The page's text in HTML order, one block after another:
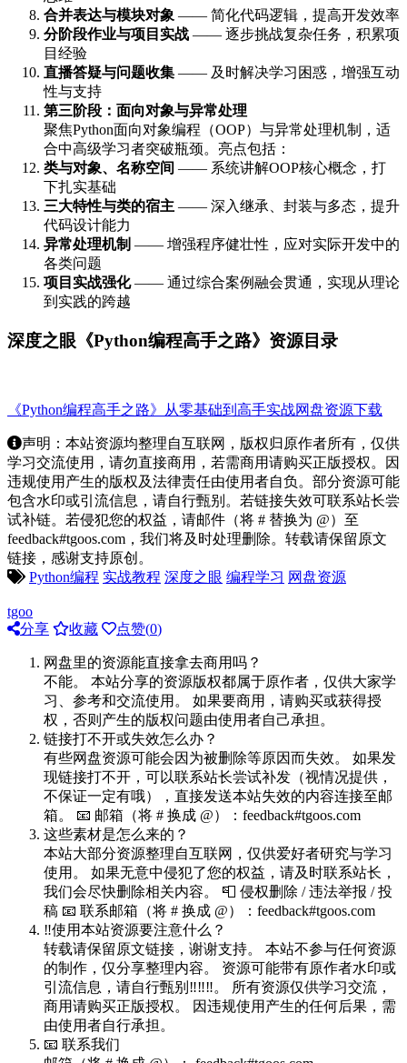
合并表达与模块对象 —— 简化代码逻辑，提高开发效率
分阶段作业与项目实战 —— 逐步挑战复杂任务，积累项
目经验
直播答疑与问题收集 —— 及时解决学习困惑，增强互动
性与支持
第三阶段：面向对象与异常处理
聚焦Python面向对象编程（OOP）与异常处理机制，适
合中高级学习者突破瓶颈。亮点包括：
类与对象、名称空间 —— 系统讲解OOP核心概念，打
下扎实基础
三大特性与类的宿主 —— 深入继承、封装与多态，提升
代码设计能力
异常处理机制 —— 增强程序健壮性，应对实际开发中的
各类问题
项目实战强化—— 通过综合案例融会贯通，实现从理论
到实践的跨越
深度之眼《Python编程高手之路》资源目录
《Python编程高手之路》从零基础到高手实战网盘资源下载
声明：本站资源均整理自互联网，版权归原作者所有，仅供
学习交流使用，请勿直接商用，若需商用请购买正版授权。因
违规使用产生的版权及法律责任由使用者自负。部分资源可能
包含水印或引流信息，请自行甄别。若链接失效可联系站长尝
试补链。若侵犯您的权益，请邮件（将 # 替换为 @）至
feedback#tgoos.com，我们将及时处理删除。转载请保留原文
链接，感谢支持原创。
Python编程 实战教程 深度之眼 编程学习 网盘资源
tgoo
分享
收藏 点赞(0)
网盘里的资源能直接拿去商用吗？
不能。 本站分享的资源版权都属于原作者，仅供大家学
习、参考和交流使用。 如果要商用，请购买或获得授
权，否则产生的版权问题由使用者自己承担。
链接打不开或失效怎么办？
有些网盘资源可能会因为被删除等原因而失效。 如果发
现链接打不开，可以联系站长尝试补发（视情况提供，
不保证一定有哦），直接发送本站失效的内容连接至邮
箱。 📧 邮箱（将 # 换成 @）：feedback#tgoos.com
这些素材是怎么来的？
本站大部分资源整理自互联网，仅供爱好者研究与学习
使用。 如果无意中侵犯了您的权益，请及时联系站长，
我们会尽快删除相关内容。 📮 侵权删除 / 违法举报 / 投
稿 📧 联系邮箱（将 # 换成 @）：feedback#tgoos.com
‼️使用本站资源要注意什么？
转载请保留原文链接，谢谢支持。 本站不参与任何资源
的制作，仅分享整理内容。 资源可能带有原作者水印或
引流信息，请自行甄别‼️‼️‼️。 所有资源仅供学习交流，
商用请购买正版授权。 因违规使用产生的任何后果，需
由使用者自行承担。
📧 联系我们